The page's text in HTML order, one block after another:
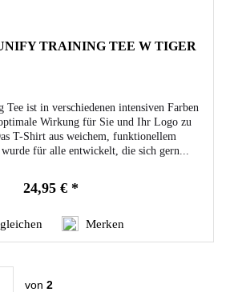
TRAINING TEE W TIGER
ist in verschiedenen intensiven Farben
Wirkung für Sie und Ihr Logo zu
T-Shirt aus weichem, funktionellem
für alle entwickelt, die sich gern...
24,95 € *
Merken
von 2